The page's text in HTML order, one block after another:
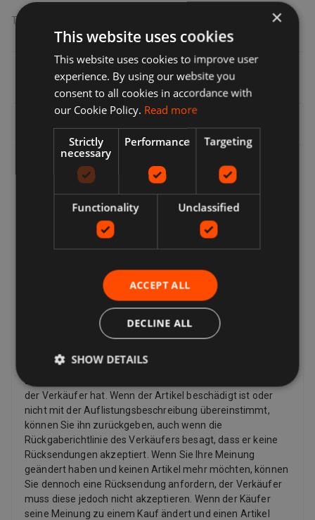
Teilen
Verkäufer bieten eine Reihe von Lieferoptionen an, sodass
Sie die für Sie am besten geeignete auswählen können.
Viele Verkäufer bieten kostenlose Lieferung an. Die
Versandkosten und den voraussichtlichen Liefertermin
finden Sie immer in einer Auflistung des Verkäufers.
der Lieferoptionen angezeigt. Dies können sein:
Expressversand, Standardversand, Economy-Versand,
Click & Collect, kostenlose lokale Abholung vom Verkäufer.
davon ab, was Sie zurückgeben möchten, warum Sie ihn
zurückgeben möchten und welche Rückgabebedingungen
der Verkäufer hat. Wenn der Artikel beschädigt ist oder
nicht mit der Auflistungsbeschreibung übereinstimmt,
können Sie ihn zurückgeben, auch wenn die
Rückgaberichtlinie des Verkäufers besagt, dass er keine
Rücksendungen akzeptiert. Wenn Sie Ihre Meinung
geändert haben und keinen Artikel mehr möchten, können
Sie dennoch eine Rücksendung anfordern, der Verkäufer
muss diese jedoch nicht akzeptieren. Wenn der Käufer
seine Meinung zu einem Kauf ändert und einen Artikel
×
This website uses cookies
This website uses cookies to improve user
experience. By using our website you
consent to all cookies in accordance with
our Cookie Policy. Read more
Strictly
necessary
Performance Targeting
Functionality Unclassified
ACCEPT ALL
DECLINE ALL
SHOW DETAILS